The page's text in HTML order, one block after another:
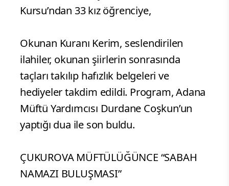
Kursu’ndan 33 kız öğrenciye,
Okunan Kuranı Kerim, seslendirilen
ilahiler, okunan şiirlerin sonrasında
taçları takılıp hafızlık belgeleri ve
hediyeler takdim edildi. Program, Adana
Müftü Yardımcısı Durdane Coşkun’un
yaptığı dua ile son buldu.
ÇUKUROVA MÜFTÜLÜĞÜNCE “SABAH
NAMAZI BULUŞMASI”